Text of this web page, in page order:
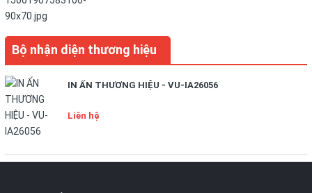
Bộ nhận diện thương hiệu
IN ẤN THƯƠNG HIỆU - VU-IA26056
Liên hệ